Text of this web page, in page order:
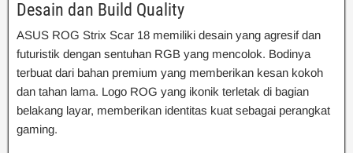
Desain dan Build Quality
ASUS ROG Strix Scar 18 memiliki desain yang agresif dan
futuristik dengan sentuhan RGB yang mencolok. Bodinya
terbuat dari bahan premium yang memberikan kesan kokoh
dan tahan lama. Logo ROG yang ikonik terletak di bagian
belakang layar, memberikan identitas kuat sebagai perangkat
gaming.